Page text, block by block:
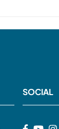
SOCIAL